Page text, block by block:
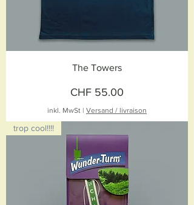
The Towers
Preis
CHF 55.00
inkl. MwSt | Versand / livraison
trop cool!!!!